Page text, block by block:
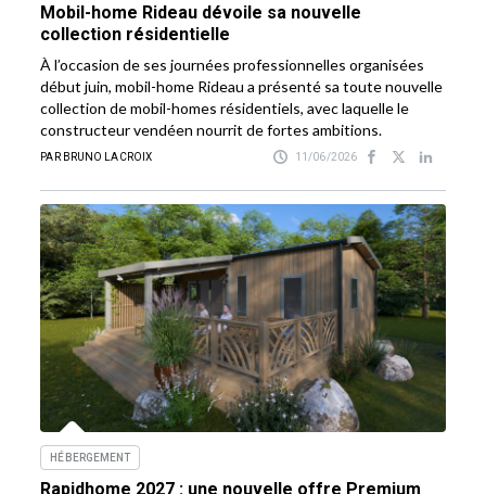
Mobil-home Rideau dévoile sa nouvelle
collection résidentielle
À l’occasion de ses journées professionnelles organisées
début juin, mobil-home Rideau a présenté sa toute nouvelle
collection de mobil-homes résidentiels, avec laquelle le
constructeur vendéen nourrit de fortes ambitions.
PAR BRUNO LACROIX 11/06/2026
HÉBERGEMENT
Rapidhome 2027 : une nouvelle offre Premium